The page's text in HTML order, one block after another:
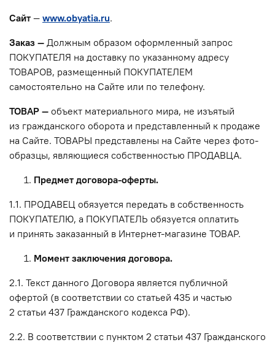
Сайт — www.obyatia.ru.
Заказ — Должным образом оформленный запрос
ПОКУПАТЕЛЯ на доставку по указанному адресу
ТОВАРОВ, размещенный ПОКУПАТЕЛЕМ
самостоятельно на Сайте или по телефону.
ТОВАР — объект материального мира, не изъятый
из гражданского оборота и представленный к продаже
на Сайте. ТОВАРЫ представлены на Сайте через фото-
образцы, являющиеся собственностью ПРОДАВЦА.
Предмет договора-оферты.
1.1. ПРОДАВЕЦ обязуется передать в собственность
ПОКУПАТЕЛЮ, а ПОКУПАТЕЛЬ обязуется оплатить
и принять заказанный в Интернет-магазине ТОВАР.
Момент заключения договора.
2.1. Текст данного Договора является публичной
офертой (в соответствии со статьей 435 и частью
2 статьи 437 Гражданского кодекса РФ).
2.2. В соответствии с пунктом 2 статьи 437 Гражданского